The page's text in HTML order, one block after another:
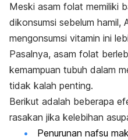
Meski asam folat memiliki
dikonsumsi sebelum hamil,
mengonsumsi vitamin ini
Pasalnya, asam folat
kemampuan tubuh dalam
tidak kalah penting.
Berikut adalah beberapa
rasakan jika kelebihan
Penurunan nafsu